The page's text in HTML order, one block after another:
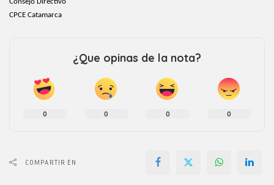
CPCE Catamarca
¿Que opinas de la nota?
0 0 0 0
COMPARTIR EN